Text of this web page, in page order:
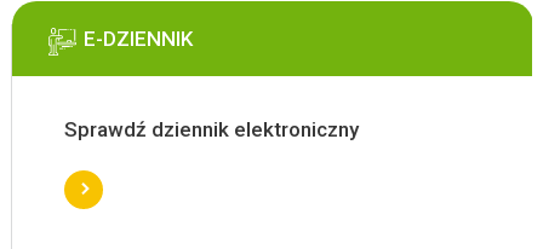
E-DZIENNIK
Sprawdź dziennik elektroniczny